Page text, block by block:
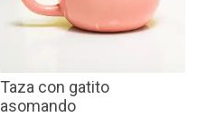
Taza con gatito
asomando